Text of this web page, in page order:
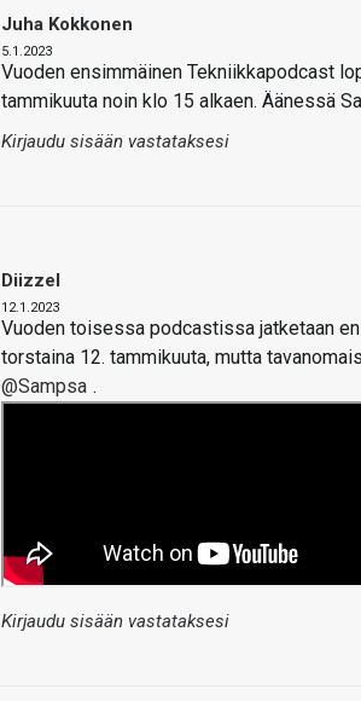
Juha Kokkonen
5.1.2023
Vuoden ensimmäinen Tekniikkapodcast
tammikuuta noin klo 15 alkaen. Äänessä
Kirjaudu sisään vastataksesi
Diizzel
12.1.2023
Vuoden toisessa podcastissa jatketaan
torstaina 12. tammikuuta, mutta
@Sampsa .
Kirjaudu sisään vastataksesi